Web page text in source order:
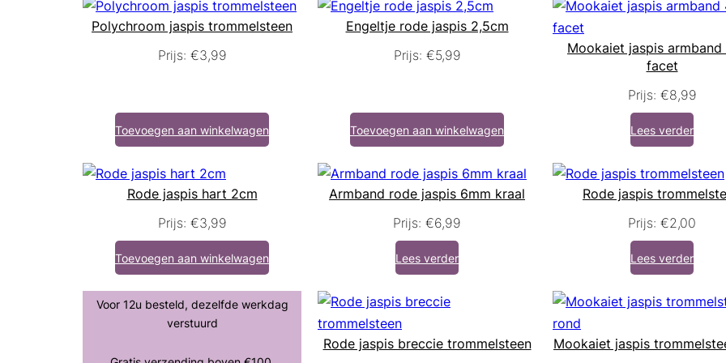
Polychroom jaspis trommelsteen
Prijs: €3,99
Toevoegen aan winkelwagen
Engeltje rode jaspis 2,5cm
Prijs: €5,99
Toevoegen aan winkelwagen
Mookaiet jaspis armband
facet
Prijs: €8,99
Lees verder
Rode jaspis hart 2cm
Prijs: €3,99
Toevoegen aan winkelwagen
Armband rode jaspis 6mm kraal
Prijs: €6,99
Lees verder
Rode jaspis
Prijs: €2,00
Lees verder
Voor 12u besteld, dezelfde werkdag
verstuurd
Rode jaspis breccie trommelsteen Mookaiet jaspis